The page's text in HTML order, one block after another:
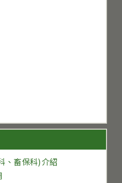
、畜保科)介紹